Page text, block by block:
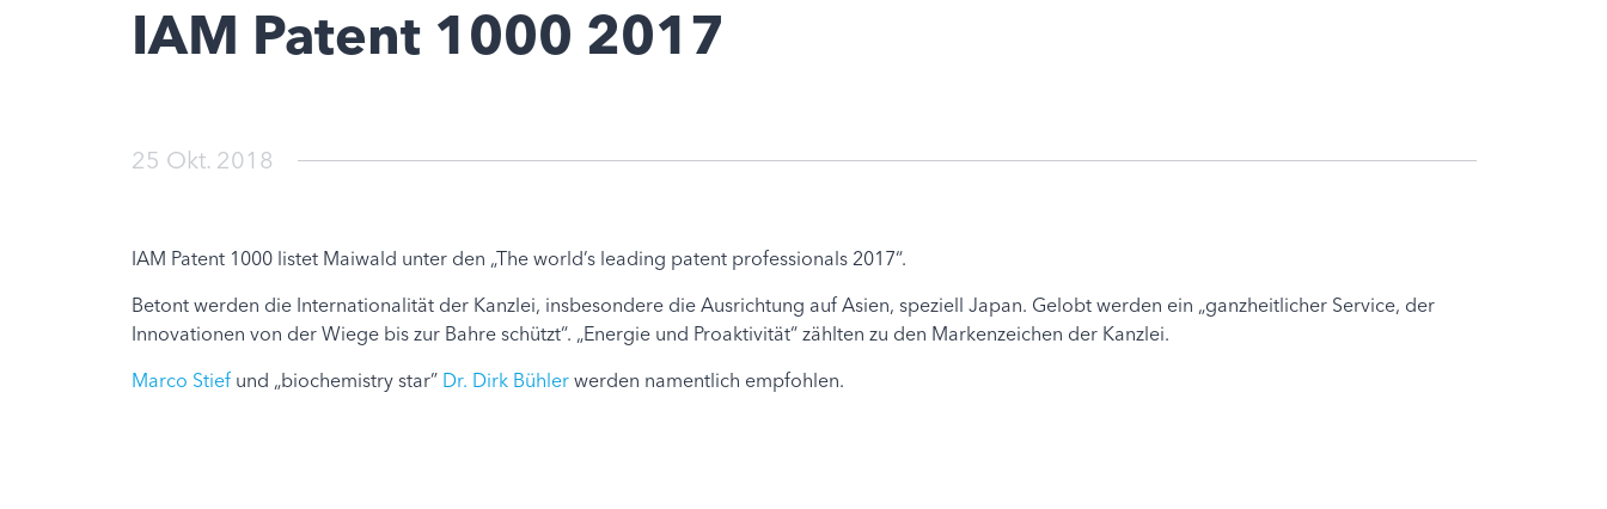
IAM Patent 1000 2017
25 Okt. 2018
IAM Patent 1000 listet Maiwald unter den „The world’s leading patent professionals 2017“.
Betont werden die Internationalität der Kanzlei, insbesondere die Ausrichtung auf Asien, speziell Japan. Gelobt werden ein „ganzheitlicher Service, der
Innovationen von der Wiege bis zur Bahre schützt“. „Energie und Proaktivität“ zählten zu den Markenzeichen der Kanzlei.
Marco Stiefund „biochemistry star” Dr. Dirk Bühlerwerden namentlich empfohlen.